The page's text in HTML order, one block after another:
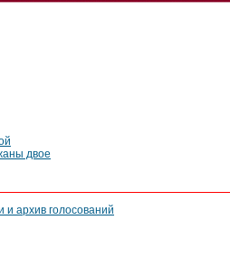
двое
и архив голосований